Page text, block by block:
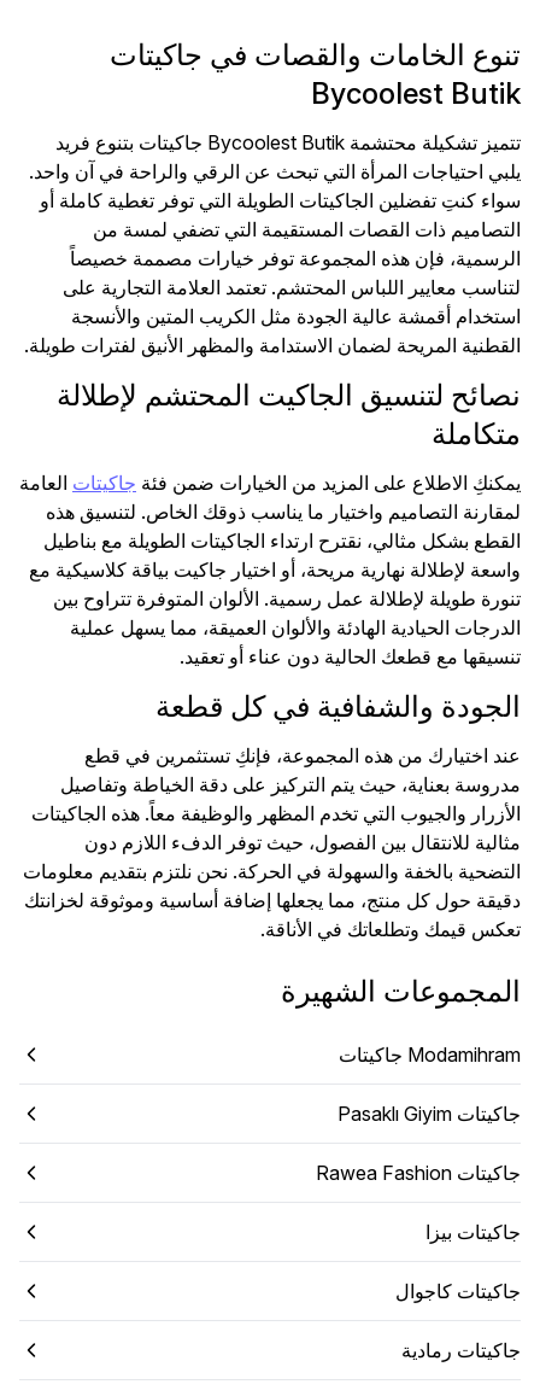
تنوع الخامات والقصات في جاكيتات
Bycoolest Butik
تتميز تشكيلة محتشمة Bycoolest Butik جاكيتات بتنوع فريد
يلبي احتياجات المرأة التي تبحث عن الرقي والراحة في آن واحد.
سواء كنتِ تفضلين الجاكيتات الطويلة التي توفر تغطية كاملة أو
التصاميم ذات القصات المستقيمة التي تضفي لمسة من
الرسمية، فإن هذه المجموعة توفر خيارات مصممة خصيصاً
لتناسب معايير اللباس المحتشم. تعتمد العلامة التجارية على
استخدام أقمشة عالية الجودة مثل الكريب المتين والأنسجة
القطنية المريحة لضمان الاستدامة والمظهر الأنيق لفترات طويلة.
نصائح لتنسيق الجاكيت المحتشم لإطلالة
متكاملة
يمكنكِ الاطلاع على المزيد من الخيارات ضمن فئة جاكيتات العامة
لمقارنة التصاميم واختيار ما يناسب ذوقك الخاص. لتنسيق هذه
القطع بشكل مثالي، نقترح ارتداء الجاكيتات الطويلة مع بناطيل
واسعة لإطلالة نهارية مريحة، أو اختيار جاكيت بياقة كلاسيكية مع
تنورة طويلة لإطلالة عمل رسمية. الألوان المتوفرة تتراوح بين
الدرجات الحيادية الهادئة والألوان العميقة، مما يسهل عملية
تنسيقها مع قطعك الحالية دون عناء أو تعقيد.
الجودة والشفافية في كل قطعة
عند اختيارك من هذه المجموعة، فإنكِ تستثمرين في قطع
مدروسة بعناية، حيث يتم التركيز على دقة الخياطة وتفاصيل
الأزرار والجيوب التي تخدم المظهر والوظيفة معاً. هذه الجاكيتات
مثالية للانتقال بين الفصول، حيث توفر الدفء اللازم دون
التضحية بالخفة والسهولة في الحركة. نحن نلتزم بتقديم معلومات
دقيقة حول كل منتج، مما يجعلها إضافة أساسية وموثوقة لخزانتك
تعكس قيمك وتطلعاتك في الأناقة.
المجموعات الشهيرة
Modamihram جاكيتات
جاكيتات Pasaklı Giyim
جاكيتات Rawea Fashion
جاكيتات بيزا
جاكيتات كاجوال
جاكيتات رمادية